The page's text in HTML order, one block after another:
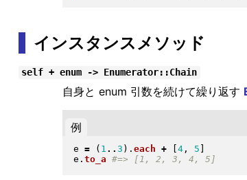
インスタンスメソッド
self + enum -> Enumerator::Chain
自身と enum 引数を続けて繰り返す
例
e = ( 1 .. 3 ) . each + 4, 5
e . to_a